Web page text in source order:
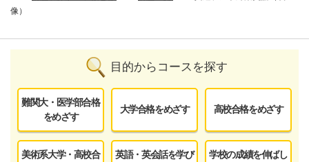
像）
目的からコースを探す
難関大・医学部合格
をめざす
大学合格をめざす 高校合格をめざす
美術系大学・高校合
英語・英会話を学び
学校の成績を伸ばし